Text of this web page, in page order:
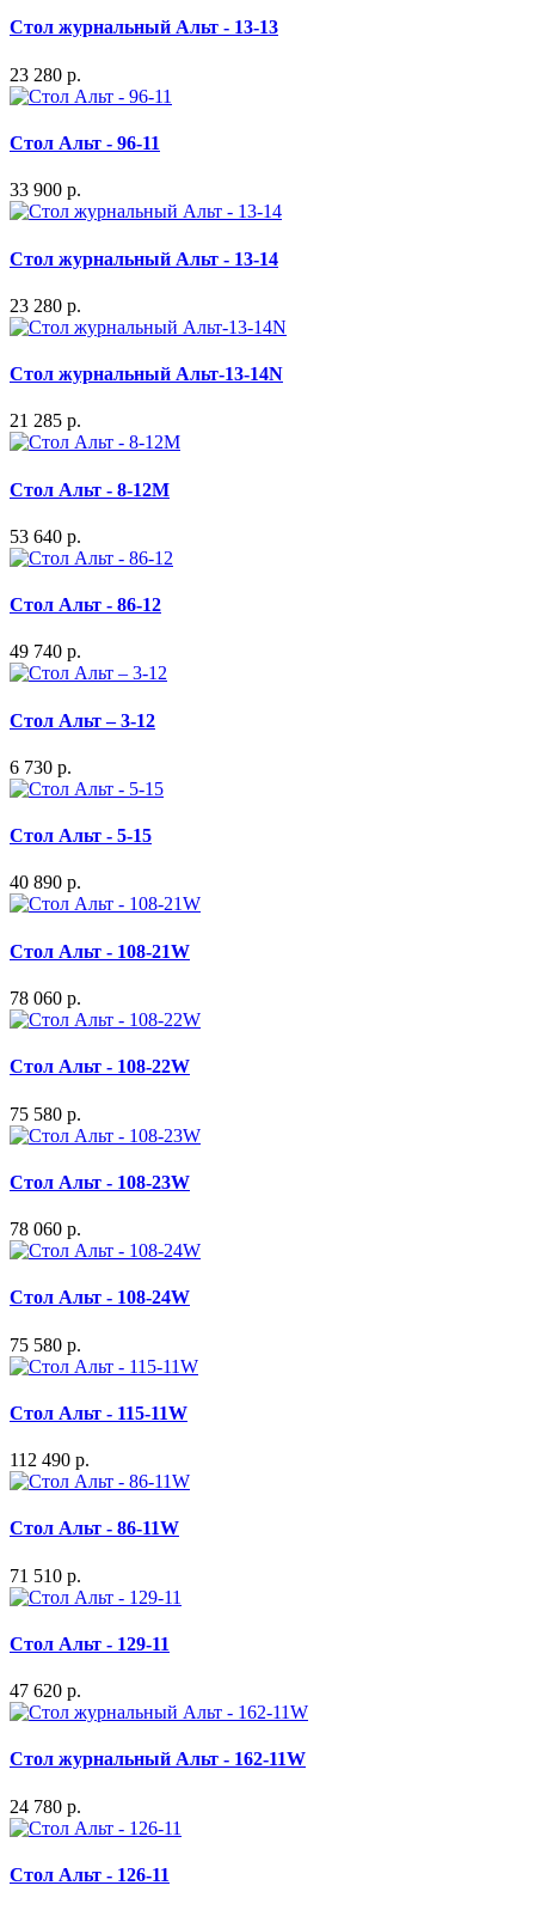
Стол журнальный Альт - 13-13
23 280 р.
Стол Альт - 96-11
33 900 р.
Стол журнальный Альт - 13-14
23 280 р.
Стол журнальный Альт-13-14N
21 285 р.
Стол Альт - 8-12М
53 640 р.
Стол Альт - 86-12
49 740 р.
Стол Альт – 3-12
6 730 р.
Стол Альт - 5-15
40 890 р.
Стол Альт - 108-21W
78 060 р.
Стол Альт - 108-22W
75 580 р.
Стол Альт - 108-23W
78 060 р.
Стол Альт - 108-24W
75 580 р.
Стол Альт - 115-11W
112 490 р.
Стол Альт - 86-11W
71 510 р.
Стол Альт - 129-11
47 620 р.
Стол журнальный Альт - 162-11W
24 780 р.
Стол Альт - 126-11